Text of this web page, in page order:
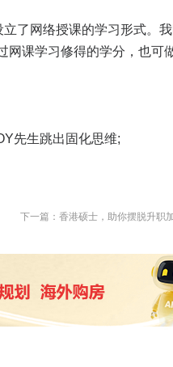
了网络授课的学习形式。
网课学习修得的学分，也可
先生跳出固化思维;
下一篇：香港硕士，助你摆脱升职